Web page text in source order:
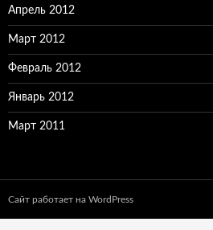
Апрель 2012
Март 2012
Февраль 2012
Январь 2012
Март 2011
Сайт работает на WordPress